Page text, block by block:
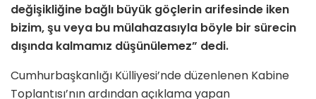
değişikliğine bağlı büyük göçlerin arifesinde iken
bizim, şu veya bu mülahazasıyla böyle bir sürecin
dışında kalmamız düşünülemez” dedi.
Cumhurbaşkanlığı Külliyesi’nde düzenlenen Kabine
Toplantısı’nın ardından açıklama yapan